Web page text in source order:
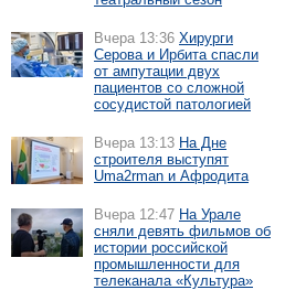
Вчера 13:36 Хирурги
Серова и Ирбита спасли
от ампутации двух
пациентов со сложной
сосудистой патологией
Вчера 13:13 На Дне
строителя выступят
Uma2rman и Афродита
Вчера 12:47 На Урале
сняли девять фильмов об
истории российской
промышленности для
телеканала «Культура»